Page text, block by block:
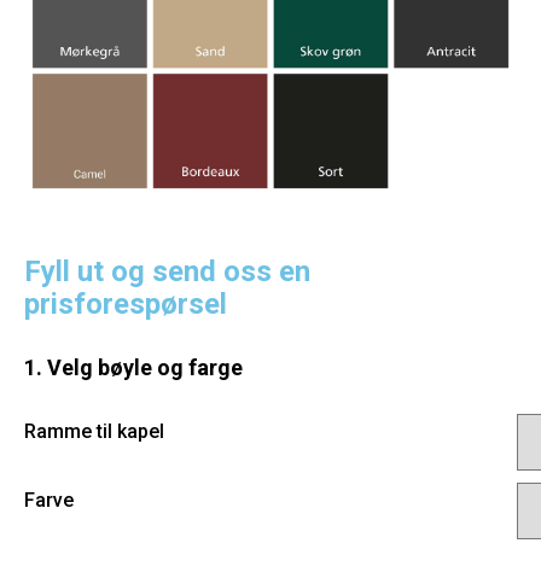
Fyll ut og send oss en
prisforespørsel
1. Velg bøyle og farge
Ramme til kapel
Farve